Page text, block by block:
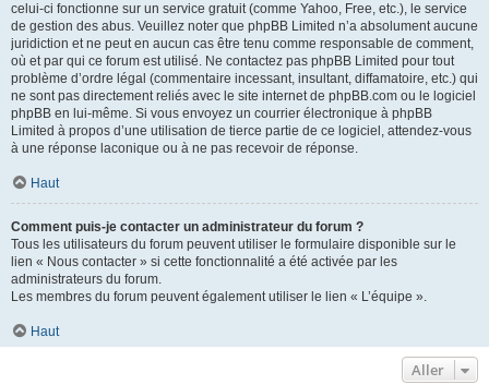
celui-ci fonctionne sur un service gratuit (comme Yahoo, Free, etc.), le service
de gestion des abus. Veuillez noter que phpBB Limited n’a absolument aucune
juridiction et ne peut en aucun cas être tenu comme responsable de comment,
où et par qui ce forum est utilisé. Ne contactez pas phpBB Limited pour tout
problème d’ordre légal (commentaire incessant, insultant, diffamatoire, etc.) qui
ne sont pas directement reliés avec le site internet de phpBB.com ou le logiciel
phpBB en lui-même. Si vous envoyez un courrier électronique à phpBB
Limited à propos d’une utilisation de tierce partie de ce logiciel, attendez-vous
à une réponse laconique ou à ne pas recevoir de réponse.
Haut
Comment puis-je contacter un administrateur du forum ?
Tous les utilisateurs du forum peuvent utiliser le formulaire disponible sur le
lien « Nous contacter » si cette fonctionnalité a été activée par les
administrateurs du forum.
Les membres du forum peuvent également utiliser le lien « L’équipe ».
Haut
Aller